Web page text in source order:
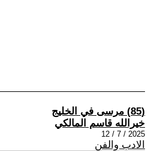
(85) مرسى في الخليج
خيرالله قاسم المالكي
2025 / 7 / 12
الادب والفن